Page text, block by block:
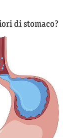
di stomaco?